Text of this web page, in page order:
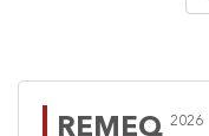
REMEQ 2026